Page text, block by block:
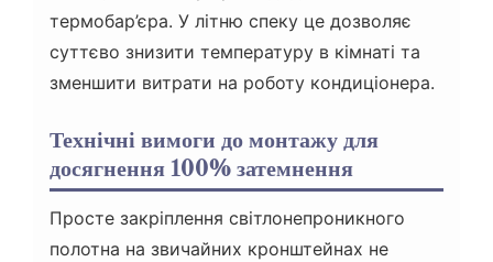
термобар’єра. У літню спеку це дозволяє
суттєво знизити температуру в кімнаті та
зменшити витрати на роботу кондиціонера.
Технічні вимоги до монтажу для
досягнення 100% затемнення
Просте закріплення світлонепроникного
полотна на звичайних кронштейнах не